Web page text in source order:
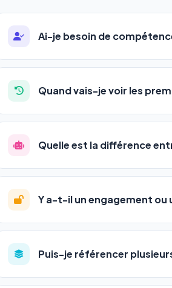
Ai-je besoin de
Absolument pas. Notre logiciel a été
auto-entrepreneurs, PME ou
l'adresse de votre site, décrivez
Quand vais-je voir les
La plupart de nos utilisateurs
progression
votre tableau de bord.
Quelle est la différence
LeSEO(Search Engine Optimization)
GEO(Generative Engine
Gemini et Perplexity
vous citent
deux simultanément et
Y a-t-il un engagement ou
Aucun engagement.Tous nos
en un clic, ou en nous contactant par
pas de frais cachés. Votre liberté est
Puis-je référencer
Oui ! Chaque pack couvre un